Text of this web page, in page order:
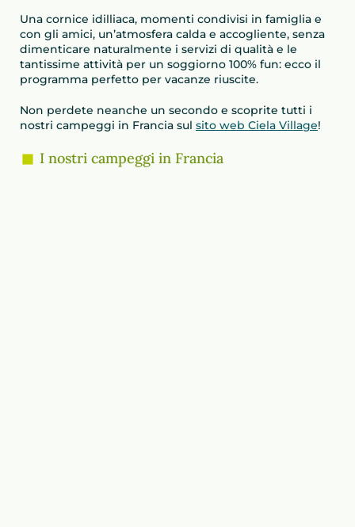
Una cornice idilliaca, momenti condivisi in famiglia e
con gli amici, un’atmosfera calda e accogliente, senza
dimenticare naturalmente i servizi di qualità e le
tantissime attività per un soggiorno 100% fun: ecco il
programma perfetto per vacanze riuscite.
Non perdete neanche un secondo e scoprite tutti i
nostri campeggi in Francia sul sito web Ciela Village!
I nostri campeggi in Francia